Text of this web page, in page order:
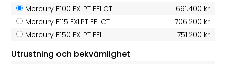
Mercury F100 EXLPT EFI CT
691.400 kr
Mercury F115 EXLPT EFI CT
706.200 kr
Mercury F150 EXLPT EFI
751.200 kr
Utrustning och bekvämlighet